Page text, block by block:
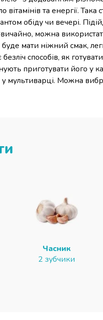
та енергії. Така
обіду чи вечері.
можна
мати ніжний смак,
безліч способів, як
приготувати його у
мультиварці. Можна
Часник
2 зубчики